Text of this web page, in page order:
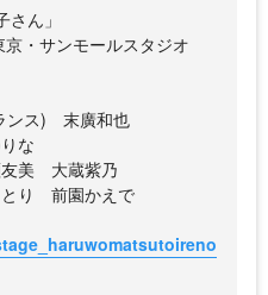
ん」
・サンモールスタジオ
ンス) 末廣和也
な
美 大蔵紫乃
り 前園かえで